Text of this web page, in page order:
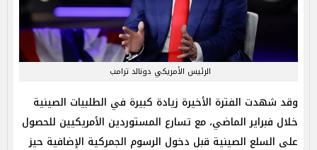
الرئيس الأمريكي دونالد ترامب
وقد شهدت الفترة الأخيرة زيادة كبيرة في الطلبيات الصينية
خلال فبراير الماضي، مع تسارع المستوردين الأمريكيين للحصول
على السلع الصينية قبل دخول الرسوم الجمركية الإضافية حيز